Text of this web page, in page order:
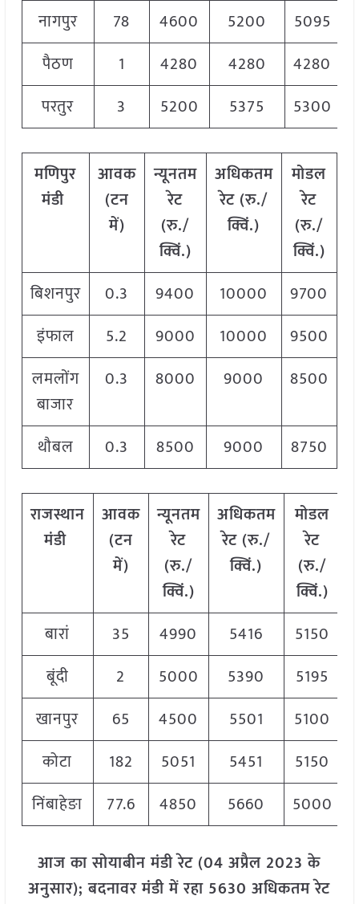
नागपुर 78 4600 5200
5095
पैठण
1 4280 4280
4280
परतुर
3 5200 5375 5300
मणिपुर
मंडी
आवक
(टन
में)
न्यूनतम
रेट
(रु./
क्विं.)
अधिकतम
रेट (रु./
क्विं.)
मोडल
रेट
(रु./
क्विं.)
बिशनपुर
0.3 9400 10000
9700
इंफाल
5.2 9000 10000
9500
लमलोंग
बाजार
0.3 8000 9000 8500
थौबल 0.3 8500 9000 8750
राजस्थान
मंडी
आवक
(टन
में)
न्यूनतम
रेट
(रु./
क्विं.)
अधिकतम
रेट (रु./
क्विं.)
मोडल
रेट
(रु./
क्विं.)
बारां
35 4990 5416
5150
बूंदी
2 5000 5390
5195
खानपुर
65 4500 5501
5100
कोटा
182 5051 5451
5150
निंबाहेङा
77.6 4850 5660 5000
आज का सोयाबीन मंडी रेट (04 अप्रैल 2023 के
अनुसार); बदनावर मंडी में रहा 5630 अधिकतम रेट